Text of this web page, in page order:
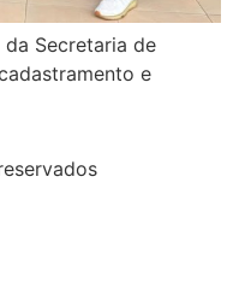
Secretaria de
e